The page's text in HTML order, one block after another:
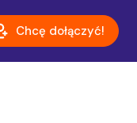
Chcę dołączyć!